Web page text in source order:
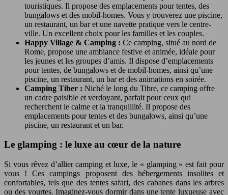
touristiques. Il propose des emplacements pour tentes, des
bungalows et des mobil-homes. Vous y trouverez une piscine,
un restaurant, un bar et une navette pratique vers le centre-
ville. Un excellent choix pour les familles et les couples.
Happy Village & Camping : Ce camping, situé au nord de
Rome, propose une ambiance festive et animée, idéale pour
les jeunes et les groupes d’amis. Il dispose d’emplacements
pour tentes, de bungalows et de mobil-homes, ainsi qu’une
piscine, un restaurant, un bar et des animations en soirée.
Camping Tiber : Niché le long du Tibre, ce camping offre
un cadre paisible et verdoyant, parfait pour ceux qui
recherchent le calme et la tranquillité. Il propose des
emplacements pour tentes et des bungalows, ainsi qu’une
piscine, un restaurant et un bar.
Le glamping : le luxe au cœur de la nature
Si vous rêvez d’allier camping et luxe, le « glamping » est fait pour
vous ! Ces campings proposent des hébergements insolites et
confortables, tels que des tentes safari, des cabanes dans les arbres
ou des yourtes. Imaginez-vous dormir dans une tente luxueuse avec